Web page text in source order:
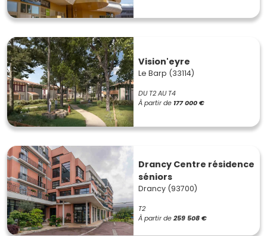
Vision'eyre
Le Barp (33114)
DU T2 AU T4
À partir de 177 000 €
Drancy Centre résidence
séniors
Drancy (93700)
T2
À partir de259 508 €